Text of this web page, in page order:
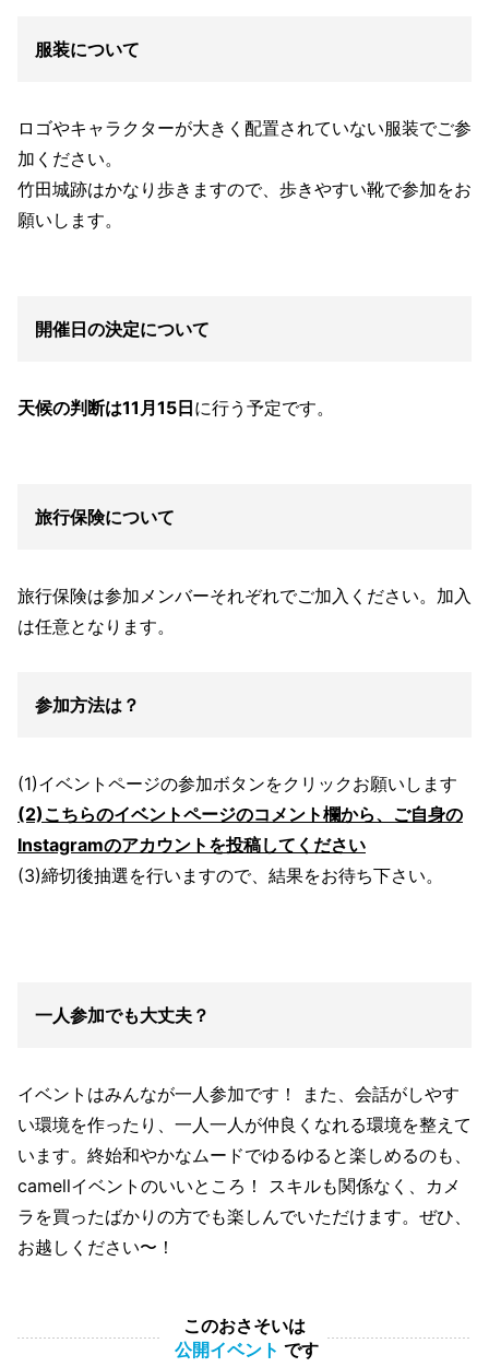
服装について
ロゴやキャラクターが大きく配置されていない服装でご参
加ください。
竹田城跡はかなり歩きますので、歩きやすい靴で参加をお
願いします。
開催日の決定について
天候の判断は11月15日に行う予定です。
旅行保険について
旅行保険は参加メンバーそれぞれでご加入ください。加入
は任意となります。
参加方法は？
(1)イベントページの参加ボタンをクリックお願いします
(2)こちらのイベントページのコメント欄から、ご自身の
Instagramのアカウントを投稿してください
(3)締切後抽選を行いますので、結果をお待ち下さい。
一人参加でも大丈夫？
イベントはみんなが一人参加です！ また、会話がしやす
い環境を作ったり、一人一人が仲良くなれる環境を整えて
います。終始和やかなムードでゆるゆると楽しめるのも、
camellイベントのいいところ！ スキルも関係なく、カメ
ラを買ったばかりの方でも楽しんでいただけます。ぜひ、
お越しください〜！
このおさそいは
公開イベント です